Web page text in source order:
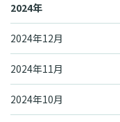
2024年
2024年12月
2024年11月
2024年10月